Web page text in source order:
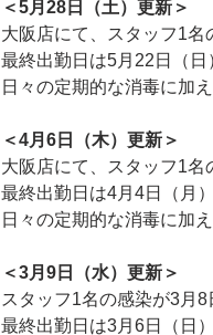
＜5月28日（土）更新＞
大阪店にて、スタッフ1名
最終出勤日は5月22日（日
日々の定期的な消毒に加
＜4月6日（木）更新＞
大阪店にて、スタッフ1名
最終出勤日は4月4日（月
日々の定期的な消毒に加
＜3月9日（水）更新＞
スタッフ1名の感染が3月8
最終出勤日は3月6日（日